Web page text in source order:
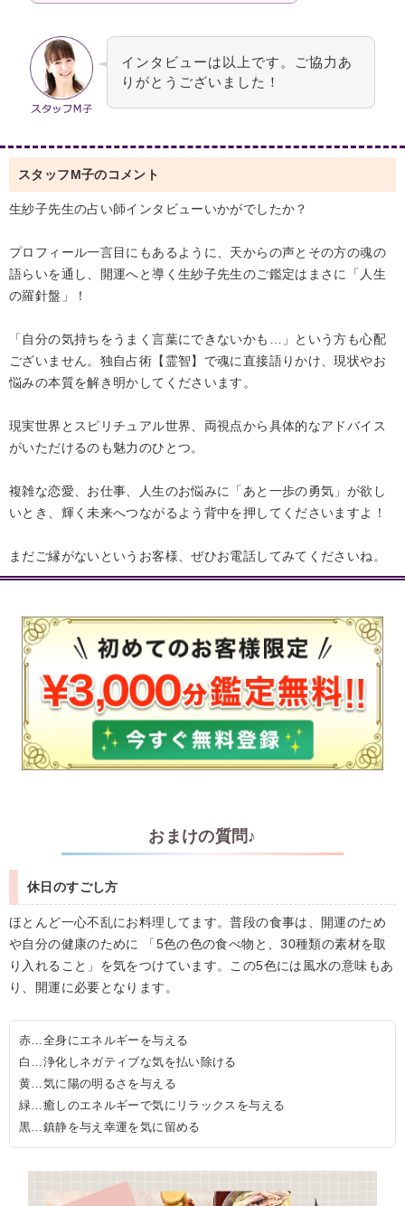
インタビューは以上です。ご協力あ
りがとうございました！
スタッフM子のコメント
生紗子先生の占い師インタビューいかがでしたか？
プロフィール一言目にもあるように、天からの声とその方の魂の
語らいを通し、開運へと導く生紗子先生のご鑑定はまさに「人生
の羅針盤」！
「自分の気持ちをうまく言葉にできないかも…」という方も心配
ございません。独自占術【霊智】で魂に直接語りかけ、現状やお
悩みの本質を解き明かしてくださいます。
現実世界とスピリチュアル世界、両視点から具体的なアドバイス
がいただけるのも魅力のひとつ。
複雑な恋愛、お仕事、人生のお悩みに「あと一歩の勇気」が欲し
いとき、輝く未来へつながるよう背中を押してくださいますよ！
まだご縁がないというお客様、ぜひお電話してみてくださいね。
おまけの質問♪
休日のすごし方
ほとんど一心不乱にお料理してます。普段の食事は、開運のため
や自分の健康のために 「5色の色の食べ物と、30種類の素材を取
り入れること」を気をつけています。この5色には風水の意味もあ
り、開運に必要となります。
赤…全身にエネルギーを与える
白…浄化しネガティブな気を払い除ける
黄…気に陽の明るさを与える
緑…癒しのエネルギーで気にリラックスを与える
黒…鎮静を与え幸運を気に留める